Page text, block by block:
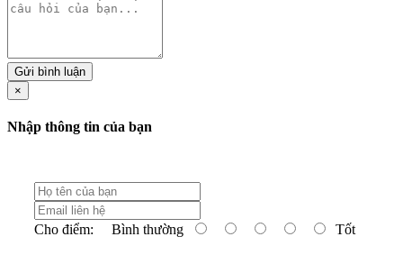
Gửi bình luận
×
Nhập thông tin của bạn
Cho điểm: Bình thường Tốt